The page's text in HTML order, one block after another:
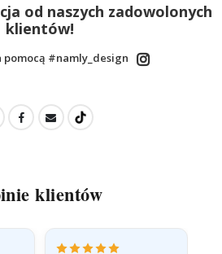
od naszych zadowolonych
klientów!
pomocą #namly_design
klientów